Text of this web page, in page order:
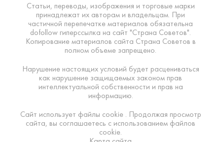
Статьи, переводы, изображения и торговые марки
принадлежат их авторам и владельцам. При
частичной перепечатке материалов обязательна
dofollow гиперссылка на сайт "Страна Советов".
Копирование материалов сайта Страна Советов в
полном объеме запрещено.
Нарушение настоящих условий будет расцениваться
как нарушение защищаемых законом прав
интеллектуальной собственности и прав на
информацию.
Сайт использует файлы cookie . Продолжая просмотр
сайта, вы соглашаетесь с использованием файлов
cookie.